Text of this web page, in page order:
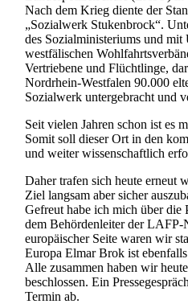
Nach dem Krieg diente der
„Sozialwerk Stukenbrock“.
des Sozialministeriums und mit
westfälischen
Vertriebene und Flüchtlinge,
Nordrhein-Westfalen 90.000
Sozialwerk untergebracht und
Seit vielen Jahren schon ist es
Somit soll dieser Ort in den
und weiter wissenschaftlich
Daher trafen sich heute erneut
Ziel langsam aber sicher
Gefreut habe ich mich über die
dem Behördenleiter der
europäischer Seite waren wir
Europa Elmar Brok ist
Alle zusammen haben wir
beschlossen. Ein
Termin ab.